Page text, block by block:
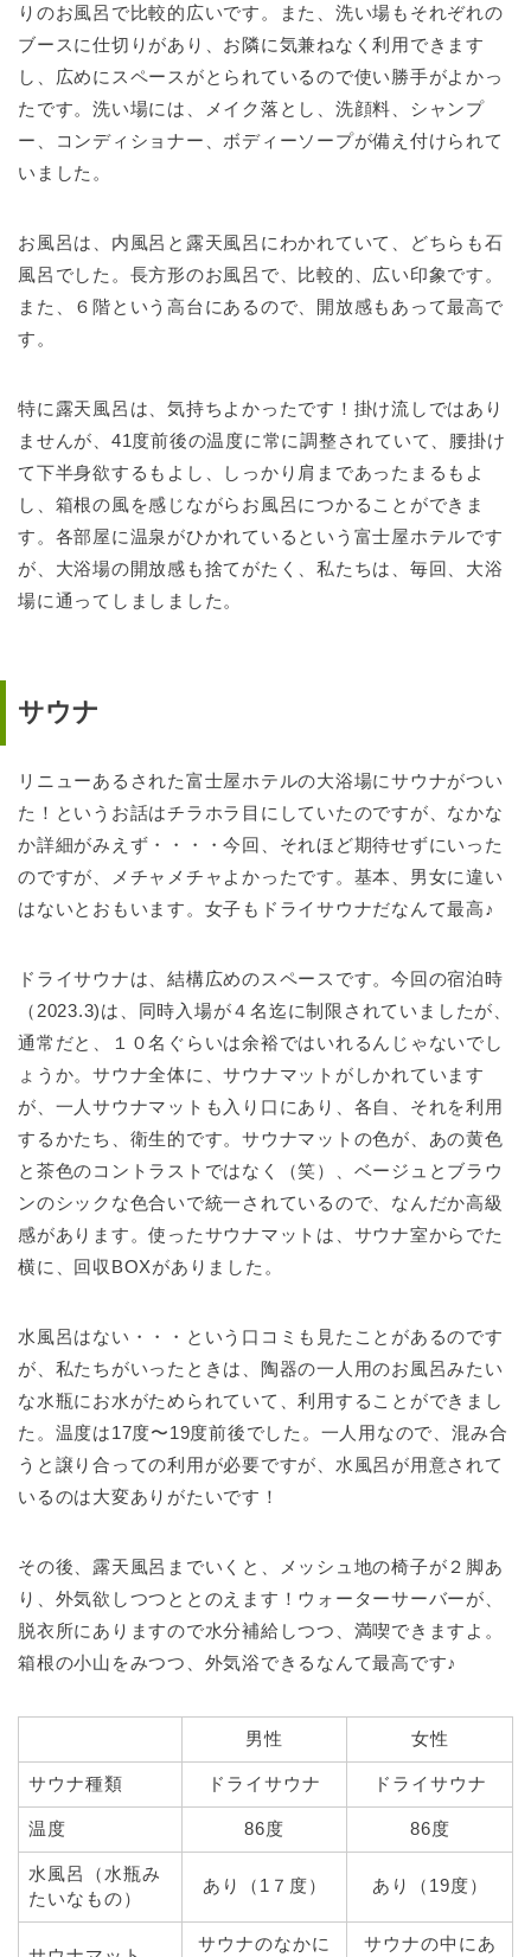
りのお風呂で比較的広いです。また、洗い場もそれぞれの
ブースに仕切りがあり、お隣に気兼ねなく利用できます
し、広めにスペースがとられているので使い勝手がよかっ
たです。洗い場には、メイク落とし、洗顔料、シャンプ
ー、コンディショナー、ボディーソープが備え付けられて
いました。
お風呂は、内風呂と露天風呂にわかれていて、どちらも石
風呂でした。長方形のお風呂で、比較的、広い印象です。
また、６階という高台にあるので、開放感もあって最高で
す。
特に露天風呂は、気持ちよかったです！掛け流しではあり
ませんが、41度前後の温度に常に調整されていて、腰掛け
て下半身欲するもよし、しっかり肩まであったまるもよ
し、箱根の風を感じながらお風呂につかることができま
す。各部屋に温泉がひかれているという富士屋ホテルです
が、大浴場の開放感も捨てがたく、私たちは、毎回、大浴
場に通ってしましました。
サウナ
リニューあるされた富士屋ホテルの大浴場にサウナがつい
た！というお話はチラホラ目にしていたのですが、なかな
か詳細がみえず・・・・今回、それほど期待せずにいった
のですが、メチャメチャよかったです。基本、男女に違い
はないとおもいます。女子もドライサウナだなんて最高♪
ドライサウナは、結構広めのスペースです。今回の宿泊時
（2023.3)は、同時入場が４名迄に制限されていましたが、
通常だと、１０名ぐらいは余裕ではいれるんじゃないでし
ょうか。サウナ全体に、サウナマットがしかれています
が、一人サウナマットも入り口にあり、各自、それを利用
するかたち、衛生的です。サウナマットの色が、あの黄色
と茶色のコントラストではなく（笑）、ベージュとブラウ
ンのシックな色合いで統一されているので、なんだか高級
感があります。使ったサウナマットは、サウナ室からでた
横に、回収BOXがありました。
水風呂はない・・・という口コミも見たことがあるのです
が、私たちがいったときは、陶器の一人用のお風呂みたい
な水瓶にお水がためられていて、利用することができまし
た。温度は17度〜19度前後でした。一人用なので、混み合
うと譲り合っての利用が必要ですが、水風呂が用意されて
いるのは大変ありがたいです！
その後、露天風呂までいくと、メッシュ地の椅子が２脚あ
り、外気欲しつつととのえます！ウォーターサーバーが、
脱衣所にありますので水分補給しつつ、満喫できますよ。
箱根の小山をみつつ、外気浴できるなんて最高です♪
男性 女性
サウナ種類 ドライサウナ ドライサウナ
温度 86度 86度
水風呂（水瓶み
たいなもの）
あり（1７度） あり（19度）
サウナのなかに サウナの中にあ